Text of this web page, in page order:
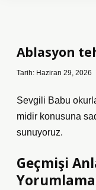
Ablasyon
Tarih: Haziran 29, 2026
Sevgili Babu
midir konusuna
sunuyoruz.
Geçmişi